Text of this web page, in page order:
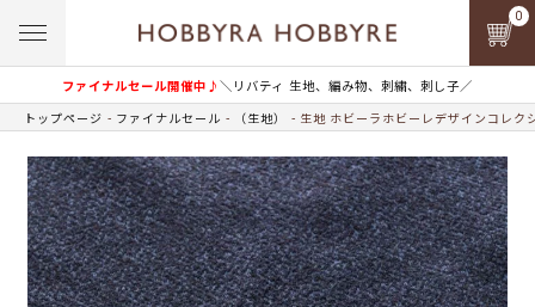
ファイナルセール開催中♪＼リバティ 生地、編み物、刺繍、刺し子／
0
トップページ ファイナルセール （生地） 生地 ホビーラホビーレデザインコレク